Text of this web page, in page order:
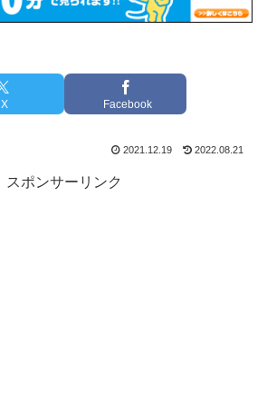
X Facebook
2021.12.19 2022.08.21
スポンサーリンク